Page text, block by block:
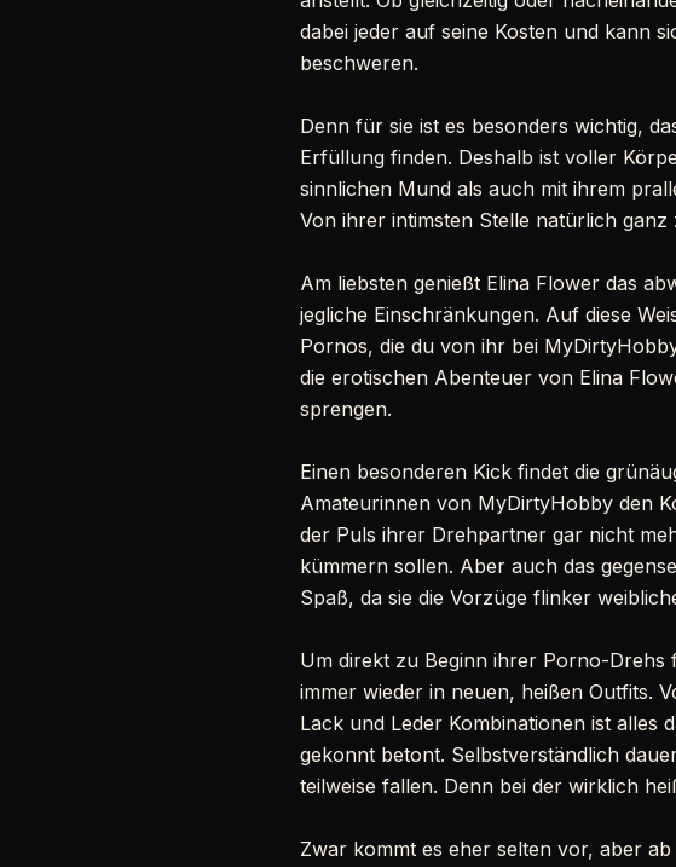
dabei jeder auf seine Kosten und kann
beschweren.
Denn für sie ist es besonders wichtig,
Erfüllung finden. Deshalb ist voller
sinnlichen Mund als auch mit ihrem
Von ihrer intimsten Stelle natürlich
Am liebsten genießt Elina Flower das
jegliche Einschränkungen. Auf diese
Pornos, die du von ihr bei
die erotischen Abenteuer von Elina
sprengen.
Einen besonderen Kick findet die
Amateurinnen von MyDirtyHobby den
der Puls ihrer Drehpartner gar nicht
kümmern sollen. Aber auch das
Spaß, da sie die Vorzüge flinker
Um direkt zu Beginn ihrer Porno-Drehs
immer wieder in neuen, heißen Outfits.
Lack und Leder Kombinationen ist alles
gekonnt betont. Selbstverständlich
teilweise fallen. Denn bei der wirklich
Zwar kommt es eher selten vor, aber